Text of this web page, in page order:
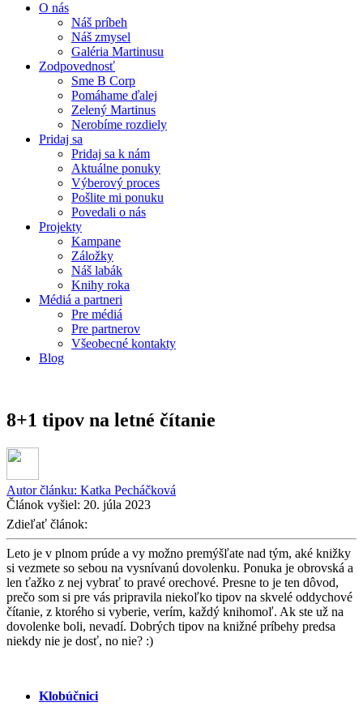
O nás
Náš príbeh
Náš zmysel
Galéria Martinusu
Zodpovednosť
Sme B Corp
Pomáhame ďalej
Zelený Martinus
Nerobíme rozdiely
Pridaj sa
Pridaj sa k nám
Aktuálne ponuky
Výberový proces
Pošlite mi ponuku
Povedali o nás
Projekty
Kampane
Záložky
Náš labák
Knihy roka
Médiá a partneri
Pre médiá
Pre partnerov
Všeobecné kontakty
Blog
8+1 tipov na letné čítanie
Autor článku: Katka Pecháčková
Článok vyšiel: 20. júla 2023
Zdieľať článok:
Leto je v plnom prúde a vy možno premýšľate nad tým, aké knižky
si vezmete so sebou na vysnívanú dovolenku. Ponuka je obrovská a
len ťažko z nej vybrať to pravé orechové. Presne to je ten dôvod,
prečo som si pre vás pripravila niekoľko tipov na skvelé oddychové
čítanie, z ktorého si vyberie, verím, každý knihomoľ. Ak ste už na
dovolenke boli, nevadí. Dobrých tipov na knižné príbehy predsa
niekdy nie je dosť, no nie? :)
Klobúčnici